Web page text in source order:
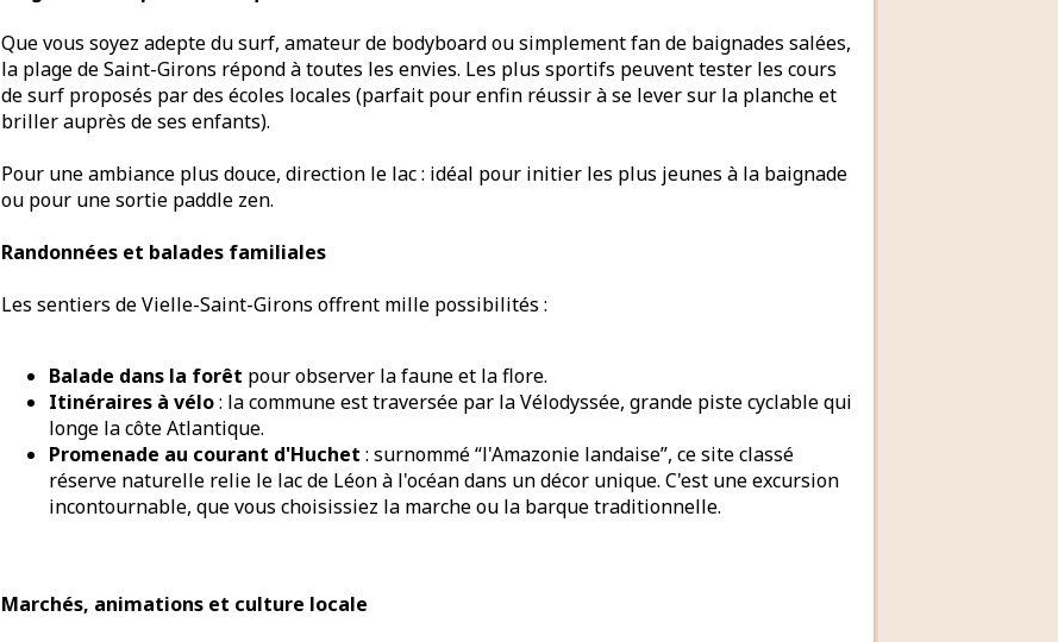
Que vous soyez adepte du surf, amateur de bodyboard ou simplement fan de baignades salées,
la plage de Saint-Girons répond à toutes les envies. Les plus sportifs peuvent tester les cours
de surf proposés par des écoles locales (parfait pour enfin réussir à se lever sur la planche et
briller auprès de ses enfants).
Pour une ambiance plus douce, direction le lac : idéal pour initier les plus jeunes à la baignade
ou pour une sortie paddle zen.
Randonnées et balades familiales
Les sentiers de Vielle-Saint-Girons offrent mille possibilités :
Balade dans la forêt pour observer la faune et la flore.
Itinéraires à vélo: la commune est traversée par la Vélodyssée, grande piste cyclable qui
longe la côte Atlantique.
Promenade au courant d'Huchet : surnommé “l'Amazonie landaise”, ce site classé
réserve naturelle relie le lac de Léon à l'océan dans un décor unique. C'est une excursion
incontournable, que vous choisissiez la marche ou la barque traditionnelle.
Marchés, animations et culture locale